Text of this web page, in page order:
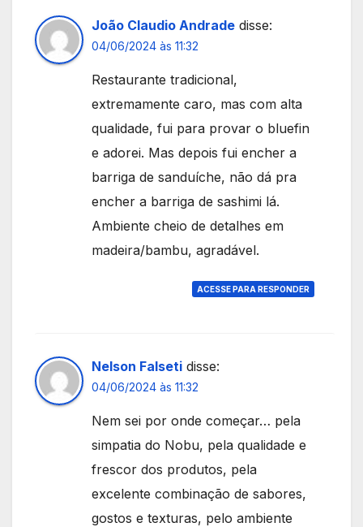
João Claudio Andrade disse:
04/06/2024 às 11:32
Restaurante tradicional,
extremamente caro, mas com alta
qualidade, fui para provar o bluefin
e adorei. Mas depois fui encher a
barriga de sanduíche, não dá pra
encher a barriga de sashimi lá.
Ambiente cheio de detalhes em
madeira/bambu, agradável.
ACESSE PARA RESPONDER
Nelson Falseti disse:
04/06/2024 às 11:32
Nem sei por onde começar… pela
simpatia do Nobu, pela qualidade e
frescor dos produtos, pela
excelente combinação de sabores,
gostos e texturas, pelo ambiente